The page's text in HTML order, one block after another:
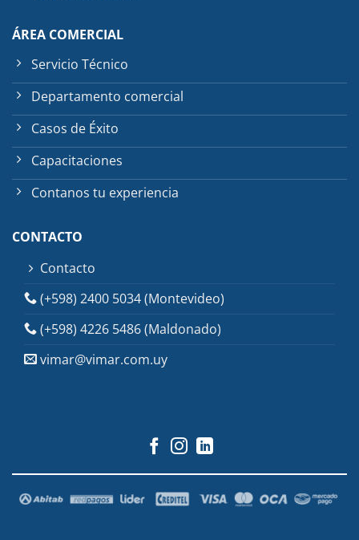
ÁREA COMERCIAL
Servicio Técnico
Departamento comercial
Casos de Éxito
Capacitaciones
Contanos tu experiencia
CONTACTO
Contacto
(+598) 2400 5034 (Montevideo)
(+598) 4226 5486 (Maldonado)
vimar@vimar.com.uy